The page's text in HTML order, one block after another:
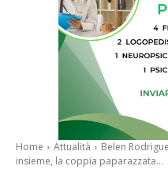
Home Attualità
Belen
insieme, la coppia paparazzata...